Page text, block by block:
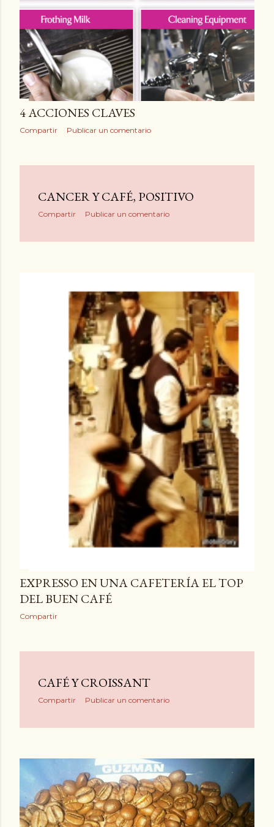
4 ACCIONES CLAVES
Compartir Publicar un comentario
CANCER Y CAFÉ, POSITIVO
Compartir Publicar un comentario
EXPRESSO EN UNA CAFETERÍA EL TOP
DEL BUEN CAFÉ
Compartir
CAFÉ Y CROISSANT